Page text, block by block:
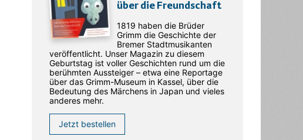
über die Freundschaft
1819 haben die Brüder
Grimm die Geschichte der
Bremer Stadtmusikanten
veröffentlicht. Unser Magazin zu diesem
Geburtstag ist voller Geschichten rund um die
berühmten Aussteiger – etwa eine Reportage
über das Grimm-Museum in Kassel, über die
Bedeutung des Märchens in Japan und vieles
anderes mehr.
Jetzt bestellen